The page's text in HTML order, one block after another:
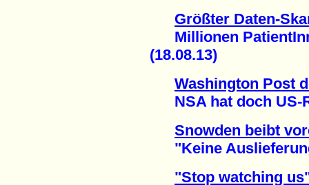
Größter Daten-
Millionen
(18.08.13)
Washington Post
NSA hat doch US-
Snowden beibt
"Keine
"Stop watching